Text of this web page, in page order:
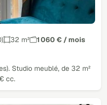
32 m²
1 060 € / mois
Studio meublé, de 32 m²
cc.